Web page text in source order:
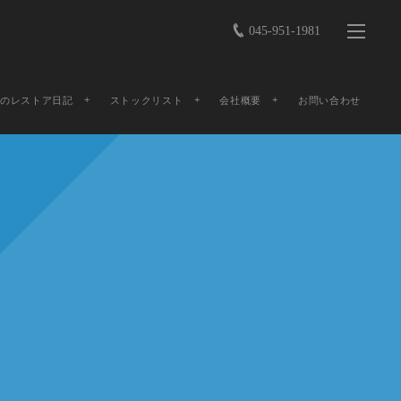
045-951-1981
レストア日記 ストックリスト 会社概要 お問い合わせ